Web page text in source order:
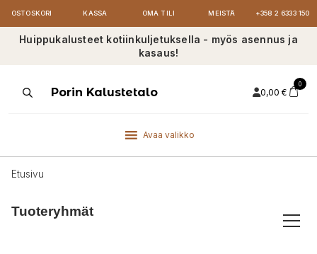
OSTOSKORI KASSA OMA TILI MEISTÄ +358 2 6333 150
Huippukalusteet kotiinkuljetuksella - myös asennus ja
kasaus!
ProductsPorin Kalustetalo 0,00 €
0
Avaa valikko
Etusivu
Tuoteryhmät